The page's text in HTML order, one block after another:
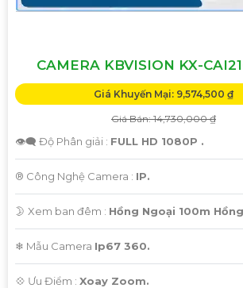
CAMERA KBVISION KX-
Giá Khuyến Mại: 9,574,500 ₫
Giá Bán: 14,730,000 ₫
👁️‍🗨 Độ Phân giải : FULL HD 1080P .
®️ Công Nghệ Camera : IP.
🌛 Xem ban đêm : Hồng Ngoại 100m
❄ Mẫu Camera Ip67 360.
️💠 Ưu Điểm : Xoay Zoom.